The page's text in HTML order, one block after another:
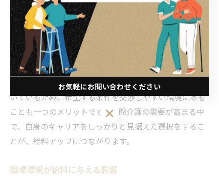
給料アップを目指す方法
訪問介護で給料をアップさせるためには、まずは自身の
スキルアップが重要です。資格取得や研修の参加によっ
て、専門知識を深めることができます。また、実績に基
づく評価制度を持つ職場を選ぶことも、給料アップに直
結します。さらに、訪問介護の分野では、人手不足が続
いているため、希望する条件を交渉しやすい環境にある
ことも一つのメリットです。訪問介護の需要が高まる中
で、自身のキャリアをしっかりと見据えた選択をするこ
とが、給料アップにつながります。
職場環境が給料に与える影響
お気軽にお問い合わせください
お気軽にお問い合わせください